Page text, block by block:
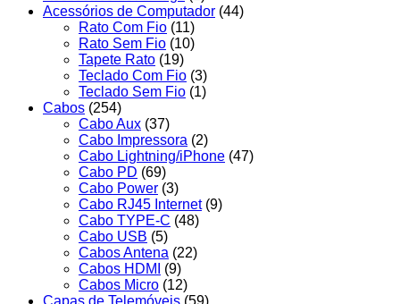
Acessórios de Computador (44)
Rato Com Fio (11)
Rato Sem Fio (10)
Tapete Rato (19)
Teclado Com Fio (3)
Teclado Sem Fio (1)
Cabos (254)
Cabo Aux (37)
Cabo Impressora (2)
Cabo Lightning/iPhone (47)
Cabo PD (69)
Cabo Power (3)
Cabo RJ45 Internet (9)
Cabo TYPE-C (48)
Cabo USB (5)
Cabos Antena (22)
Cabos HDMI
(9)
Cabos Micro (12)
Capas de Telemóveis (59)